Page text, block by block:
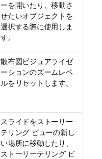
ーを開いたり、移動さ
せたいオブジェクトを
選択する際に使用しま
す。
散布図ビジュアライゼ
ーションのズームレベ
ルをリセットします。
スライドをストーリー
テリング ビューの新し
い場所に移動したり、
ストーリーテリング ビ